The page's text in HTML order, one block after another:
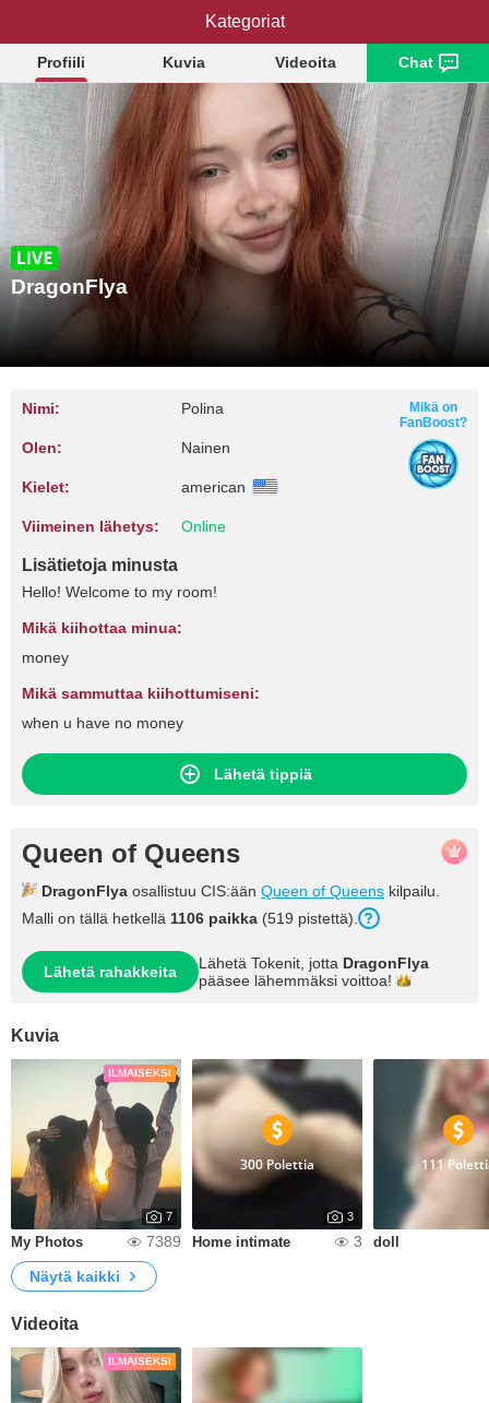
DragonFlya
Profiili Kuvia Videoita Chat
DragonFlya
Nimi: Polina
Olen: Nainen
Kielet: american
Viimeinen lähetys: Online
Mikä on
FanBoost?
Lisätietoja minusta
Hello! Welcome to my room!
Mikä kiihottaa minua:
money
Mikä sammuttaa kiihottumiseni:
when u have no money
Lähetä tippiä
Queen of Queens
DragonFlya osallistuu CIS:ään Queen of Queens kilpailu.
Malli on tällä hetkellä 1106 paikka (519 pistettä).
Lähetä rahakkeita Lähetä Tokenit, jotta DragonFlya
pääsee lähemmäksi voittoa!
Kuvia
ILMAISEKSI
7
My Photos 7389
300 Polettia
3
Home intimate 3
111
doll
Näytä kaikki
Videoita
ILMAISEKSI
Kategoriat